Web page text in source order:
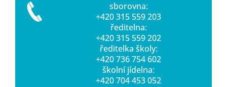
sborovna:
+420 315 559 203
ředitelna:
+420 315 559 202
ředitelka školy:
+420 736 754 602
školní jídelna:
+420 704 453 052